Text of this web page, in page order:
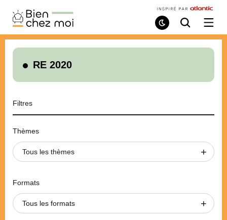
Bien
Chez
Moi
Mode
de
Recherche
/
le
RE 2020
Filtres
Thèmes
Tous les thèmes
Formats
Tous les formats